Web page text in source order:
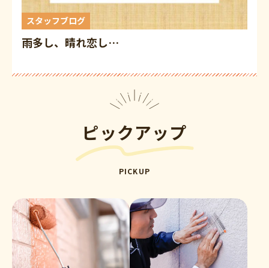
スタッフブログ
雨多し、晴れ恋し…
ピックアップ
PICKUP